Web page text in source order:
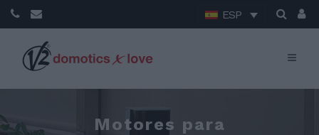
ESP
Motores para